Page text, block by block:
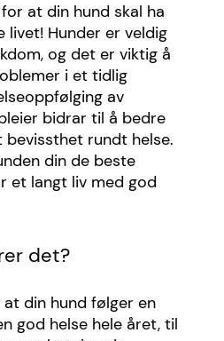
at din hund skal ha
livet! Hunder er veldig
og det er viktig å
i et tidlig
av
bidrar til å bedre
rundt helse.
din de beste
et langt liv med god
det?
din hund følger en
god helse hele året, til